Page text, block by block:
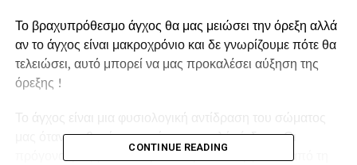
Το βραχυπρόθεσμο άγχος θα μας μειώσει την όρεξη αλλά
αν το άγχος είναι μακροχρόνιο και δε γνωρίζουμε πότε θα
τελειώσει, αυτό μπορεί να μας προκαλέσει αύξηση της
όρεξης !
Το άγχος είναι μια φυσιολογική αντίδραση του σώματος
μας όταν αισθανόμαστε κάποια απειλή κίνδυνο. Οι
πρόγονοι μας για να επιβιώσουμε όταν έβγαιναν από τη
CONTINUE READING